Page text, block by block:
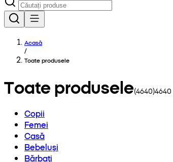
Acasă
/
Toate produsele
Toate produsele(4640)4640
Copii
Femei
Casă
Bebeluși
Bărbați